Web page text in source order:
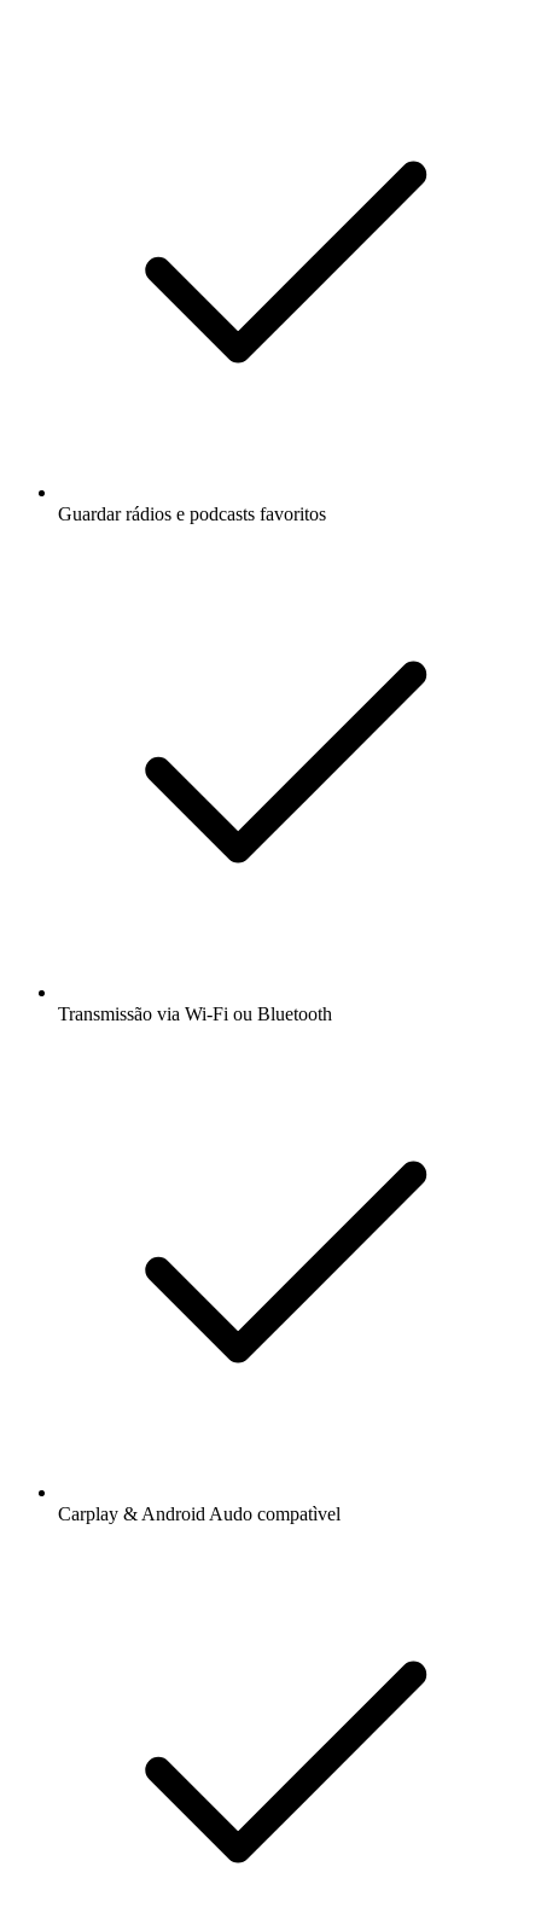
Guardar rádios e podcasts favoritos
Transmissão via Wi-Fi ou Bluetooth
Carplay & Android Audo compatìvel